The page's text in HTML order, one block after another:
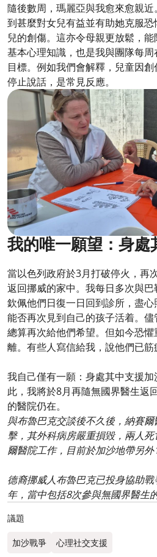
隨後數周，瑪麗亞與我愈來愈親
到甚麼對女兒有益並有助她克服
兒的創傷。這亦令母親更放鬆，
基本心理知識，也是我與團隊每
目標。例如我們會解釋，兒童因
停止說話，是常見反應。
我的唯一願望：身處
當以色列政府於3月打破停火，再
返回挪威的家中。我每日多次與
欽佩他們日復一日回到診所，盡
能否再次見到自己的孩子活着。
總算再次給他們希望。但如今恐
離。有些人寫信給我，說他們已筋
我自己僅有一願：身處其中支援
此，我將於8月再隨無國界醫生返
的醫院仍在。
與布魯巴克交談後不久後，納賽
擊，其外科病房嚴重損毀，兩人
爾醫院工作，目前於加沙地帶另外
德裔挪威人布魯巴克已投身協助
年，當中包括8次參與無國界醫生
議題
加沙戰爭 心理社交支援